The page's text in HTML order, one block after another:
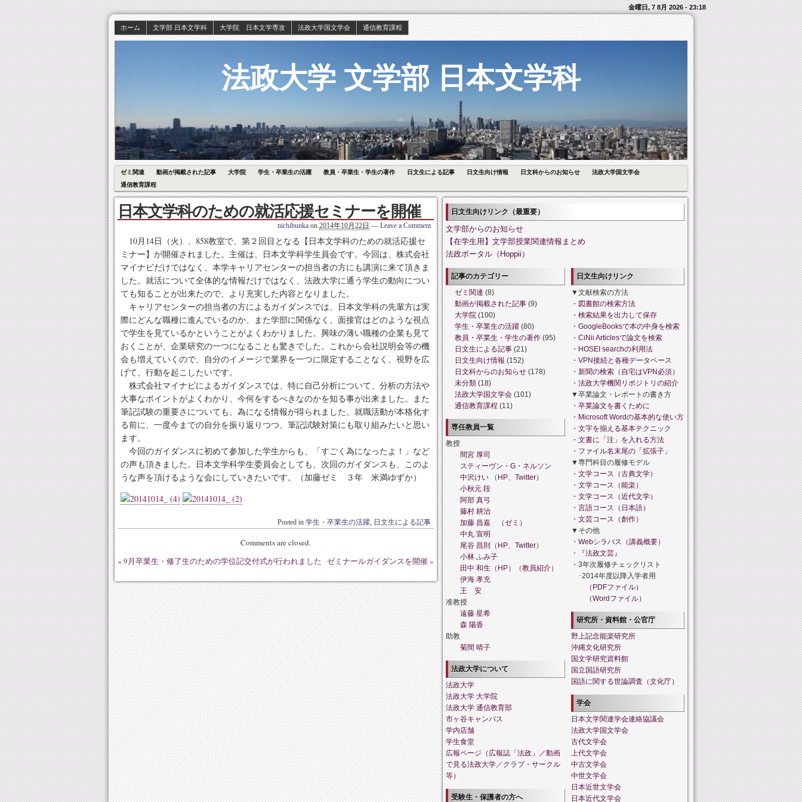
金曜日, 7 8月 2026 - 23:18
ホーム 文学部 日本文学科 大学院 日本文学専攻 法政大学国文学会 通信教育課程
法政大学 文学部 日本文学科
ゼミ関連 動画が掲載された記事 大学院 学生・卒業生の活躍 教員・卒業生・学生の著作 日文生による記事 日文生向け情報 日文科からのお知らせ
法政大学国文学会
通信教育課程
日本文学科のための就活応援セミナーを開催
nichibunka on 2014年10月22日 — Leave a Comment
10月14日（火）、858教室で、第２回目となる【日本文学科のための就活応援セ
ミナー】が開催されました。主催は、日本文学科学生員会です。今回は、株式会社
マイナビだけではなく、本学キャリアセンターの担当者の方にも講演に来て頂きま
した。就活について全体的な情報だけではなく、法政大学に通う学生の動向につい
ても知ることが出来たので、より充実した内容となりました。
キャリアセンターの担当者の方によるガイダンスでは、日本文学科の先輩方は実
際にどんな職種に進んでいるのか、また学部に関係なく、面接官はどのような視点
で学生を見ているかということがよくわかりました。興味の薄い職種の企業も見て
おくことが、企業研究の一つになることも驚きでした。これから会社説明会等の機
会も増えていくので、自分のイメージで業界を一つに限定することなく、視野を広
げて、行動を起こしたいです。
株式会社マイナビによるガイダンスでは、特に自己分析について、分析の方法や
大事なポイントがよくわかり、今何をするべきなのかを知る事が出来ました。また
筆記試験の重要さについても、為になる情報が得られました。就職活動が本格化す
る前に、一度今までの自分を振り返りつつ、筆記試験対策にも取り組みたいと思い
ます。
今回のガイダンスに初めて参加した学生からも、「すごく為になったよ！」など
の声も頂きました。日本文学科学生委員会としても、次回のガイダンスも、このよ
うな声を頂けるような会にしていきたいです。（加藤ゼミ ３年 米満ゆずか）
Posted in 学生・卒業生の活躍, 日文生による記事
Comments are closed.
« 9月卒業生・修了生のための学位記交付式が行われました ゼミナールガイダンスを開催»
日文生向けリンク（最重要）
文学部からのお知らせ
【在学生用】文学部授業関連情報まとめ
法政ポータル（Hoppii）
記事のカテゴリー
ゼミ関連 (8)
動画が掲載された記事 (9)
大学院 (100)
学生・卒業生の活躍 (80)
教員・卒業生・学生の著作 (95)
日文生による記事 (21)
日文生向け情報 (152)
日文科からのお知らせ (178)
未分類 (18)
法政大学国文学会 (101)
通信教育課程 (11)
専任教員一覧
教授
間宮 厚司
スティーヴン・G・ネルソン
中沢けい （ HP、 Twitter）
小秋元 段
阿部 真弓
藤村 耕治
加藤 昌嘉 （ゼミ ）
中丸 宣明
尾谷 昌則
（ HP、 Twitter）
小林 ふみ子
田中 和生 （ HP）（教員紹介）
伊海 孝充
王 安
准教授
遠藤 星希
森 陽香
助教
菊間 晴子
法政大学について
法政大学
法政大学 大学院
法政大学 通信教育部
市ヶ谷キャンパス
学内店舗
学生食堂
広報ページ（広報誌「法政」／動画
で見る法政大学／クラブ・サークル
等）
受験生・保護者の方へ
日文生向けリンク
▼文献検索の方法
・ 図書館の検索方法
・ 検索結果を出力して保存
・ GoogleBooksで本の中身を検索
・ CiNii Articlesで論文を検索
・ HOSEI searchの利用法
・ VPN接続と各種データベース
・ 新聞の検索（自宅はVPN必須）
・ 法政大学機関リポジトリの紹介
▼卒業論文・レポートの書き方
・ 卒業論文を書くために
・ Microsoft Wordの基本的な使い方
・ 文字を揃える基本テクニック
・ 文書に「注」を入れる方法
・ ファイル名末尾の「拡張子」
▼専門科目の履修モデル
・ 文学コース（古典文学）
・ 文学コース（能楽）
・ 文学コース（近代文学）
・ 言語コース（日本語）
・ 文芸コース（創作）
▼その他
・ Webシラバス（講義概要）
・
『法政文芸』
・3年次履修チェックリスト
･2014年度以降入学者用
（PDFファイル）
（Wordファイル）
研究所・資料館・公官庁
野上記念能楽研究所
沖縄文化研究所
国文学研究資料館
国立国語研究所
国語に関する世論調査（文化庁）
学会
日本文学関連学会連絡協議会
法政大学国文学会
古代文学会
上代文学会
中古文学会
中世文学会
日本近世文学会
日本近代文学会